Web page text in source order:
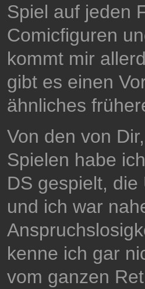
Spiel auf jeden
Comicfiguren
kommt mir
gibt es einen
ähnliches
Von den von
Spielen habe
DS gespielt,
und ich war
kenne ich gar
vom ganzen